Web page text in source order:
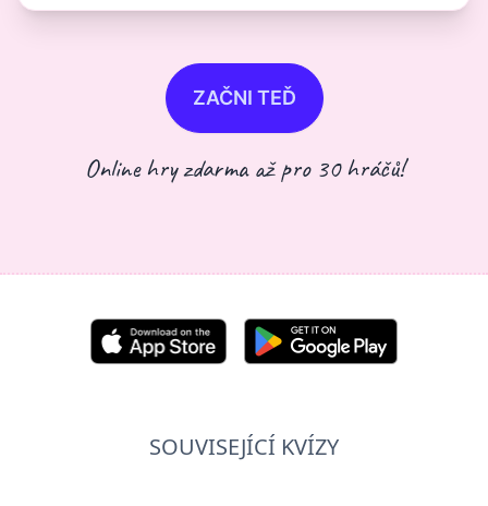
ZAČNI TEĎ
Online hry zdarma až pro 30 hráčů!
SOUVISEJÍCÍ KVÍZY